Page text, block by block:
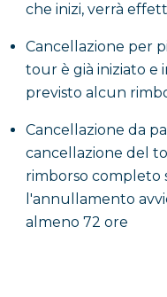
che inizi, verrà
Cancellazione per
tour è già iniziato e
previsto alcun
Cancellazione da
cancellazione del
rimborso completo
l'annullamento
almeno 72 ore